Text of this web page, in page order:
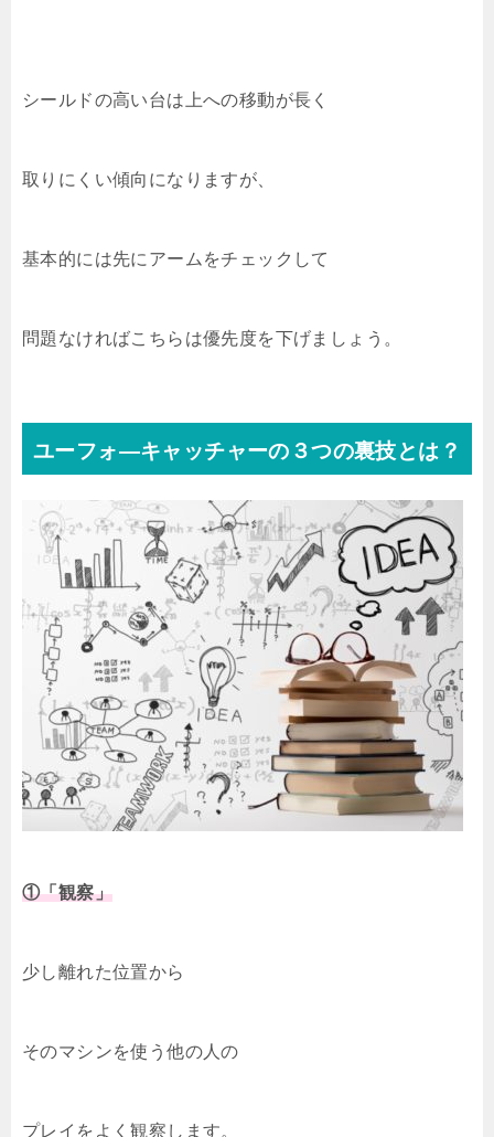
シールドの高い台は上への移動が長く
取りにくい傾向になりますが、
基本的には先にアームをチェックして
問題なければこちらは優先度を下げましょう。
ユーフォ―キャッチャーの３つの裏技とは？
①「観察」
少し離れた位置から
そのマシンを使う他の人の
プレイをよく観察します。